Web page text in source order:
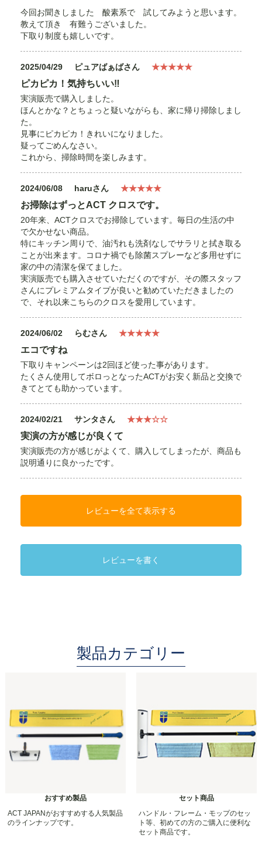
今回お聞きしました 酸素系で 試してみようと思います。
教えて頂き 有難うございました。
下取り制度も嬉しいです。
2025/04/29 ピュアばぁばさん ★★★★★
ピカピカ！気持ちいい‼︎
実演販売で購入しました。
ほんとかな？とちょっと疑いながらも、家に帰り掃除しまし
た。
見事にピカピカ！きれいになりました。
疑ってごめんなさい。
これから、掃除時間を楽しみます。
2024/06/08 haruさん ★★★★★
お掃除はずっとACT クロスです。
20年来、ACTクロスでお掃除しています。毎日の生活の中
で欠かせない商品。
特にキッチン周りで、油汚れも洗剤なしでサラリと拭き取る
ことが出来ます。コロナ禍でも除菌スプレーなど多用せずに
家の中の清潔を保てました。
実演販売でも購入させていただくのですが、その際スタッフ
さんにプレミアムタイプが良いと勧めていただきましたの
で、それ以来こちらのクロスを愛用しています。
2024/06/02 らむさん ★★★★★
エコですね
下取りキャンペーンは2回ほど使った事があります。
たくさん使用してボロっとなったACTがお安く新品と交換で
きてとても助かっています。
2024/02/21 サンタさん ★★★☆☆
実演の方が感じが良くて
実演販売の方が感じがよくて、購入してしまったが、商品も
説明通りに良かったです。
レビューを全て表示する
レビューを書く
製品カテゴリー
おすすめ製品
ACT JAPANがおすすめする人気製品
のラインナップです。
セット商品
ハンドル・フレーム・モップのセッ
ト等、初めての方のご購入に便利な
セット商品です。